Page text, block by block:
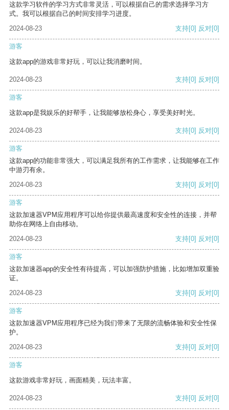
这款学习软件的学习方式非常灵活，可以根据自己的需求选择学习方
式。我可以根据自己的时间安排学习进度。
2024-08-23
支持[0] 反对[0]
游客
这款app的游戏非常好玩，可以让我消磨时间。
2024-08-23 支持[0] 反对[0]
游客
这款app是我娱乐的好帮手，让我能够放松身心，享受美好时光。
2024-08-23 支持[0] 反对[0]
游客
这款app的功能非常强大，可以满足我所有的工作需求，让我能够在工作
中游刃有余。
2024-08-23
支持[0] 反对[0]
游客
这款加速器VPM应用程序可以给你提供最高速度和安全性的连接，并帮
助你在网络上自由移动。
2024-08-23
支持[0] 反对[0]
游客
这款加速器app的安全性有待提高，可以加强防护措施，比如增加双重验
证。
2024-08-23
支持[0] 反对[0]
游客
这款加速器VPM应用程序已经为我们带来了无限的流畅体验和安全性保
护。
2024-08-23
支持[0] 反对[0]
游客
这款游戏非常好玩，画面精美，玩法丰富。
2024-08-23 支持[0] 反对[0]